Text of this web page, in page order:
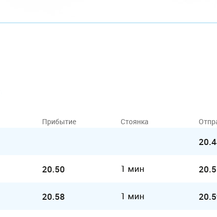
Прибытие Стоянка
20.50 1 мин
20.58 1 мин